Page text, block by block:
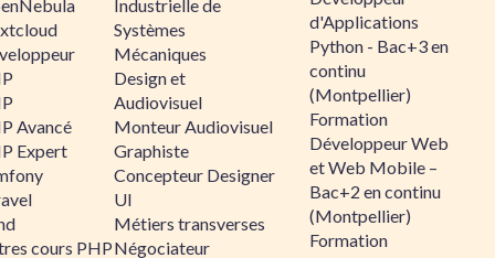
Avancé
Expert
cours PHP
Industrielle de
Systèmes
Mécaniques
Design et
Audiovisuel
Monteur Audiovisuel
Graphiste
Concepteur Designer
UI
Métiers transverses
Négociateur
d'Applications
Python - Bac+3 en
continu
(Montpellier)
Formation
Développeur Web
et Web Mobile –
Bac+2 en continu
(Montpellier)
Formation